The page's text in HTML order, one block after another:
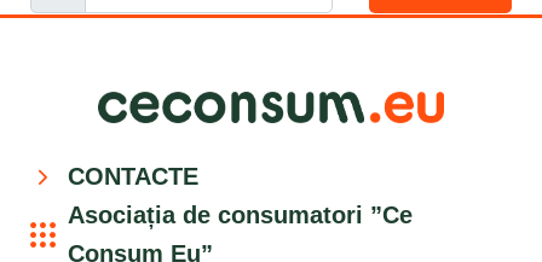
CONTACTE
Asociația de consumatori ”Ce
Consum Eu”